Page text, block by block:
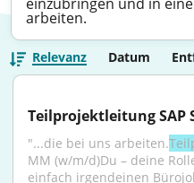
arbeiten.
Relevanz Datum
Teilprojektleitung SAP
"...die bei uns arbeiten.
MM (w/m/d)Du – deine
einfach irgendeinen